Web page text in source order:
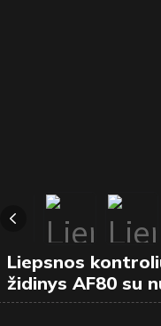
Liepsnos
židinys AF80 su